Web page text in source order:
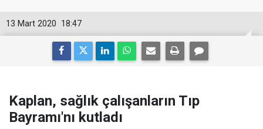
18:47
13 Mart 2020
Kaplan, sağlık çalışanların Tıp
Bayramı'nı kutladı